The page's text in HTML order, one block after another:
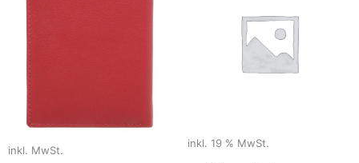
inkl. MwSt.
weist
mehrere
Varianten
Optionen
können
auf
inkl. 19 % MwSt.